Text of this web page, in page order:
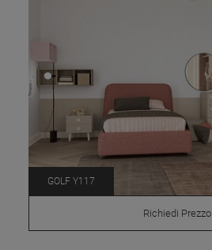
GOLF Y117
Richiedi Prezzo